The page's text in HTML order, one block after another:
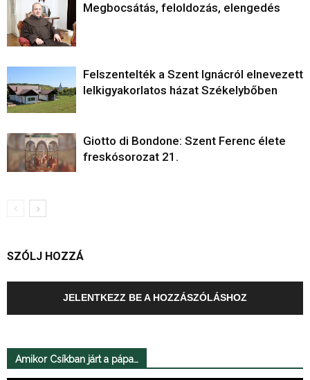
Megbocsátás, feloldozás, elengedés
Felszentelték a Szent Ignácról elnevezett
lelkigyakorlatos házat Székelybőben
Giotto di Bondone: Szent Ferenc élete
freskósorozat 21.
SZÓLJ HOZZÁ
JELENTKEZZ BE A HOZZÁSZÓLÁSHOZ
Amikor Csíkban járt a pápa…